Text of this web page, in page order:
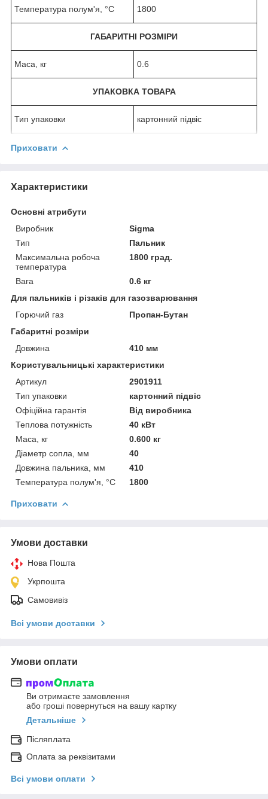
Температура полум'я, °C 1800
ГАБАРИТНІ РОЗМІРИ
Маса, кг 0.6
УПАКОВКА ТОВАРА
Тип упаковки картонний підвіс
Приховати
Характеристики
Основні атрибути
Виробник
Sigma
Тип
Пальник
Максимальна робоча
температура
1800 град.
Вага
0.6 кг
Для пальників і різаків для газозварювання
Горючий газ
Пропан-Бутан
Габаритні розміри
Довжина
410 мм
Користувальницькі характеристики
Артикул
2901911
Тип упаковки
картонний підвіс
Офіційна гарантія
Від виробника
Теплова потужність
40 кВт
Маса, кг
0.600 кг
Діаметр сопла, мм
40
Довжина пальника, мм
410
Температура полум'я, °C
1800
Приховати
Умови доставки
Нова Пошта
Укрпошта
Самовивіз
Всі умови доставки
Умови оплати
Ви отримаєте замовлення
або гроші повернуться на вашу картку
Детальніше
Післяплата
Оплата за реквізитами
Всі умови оплати